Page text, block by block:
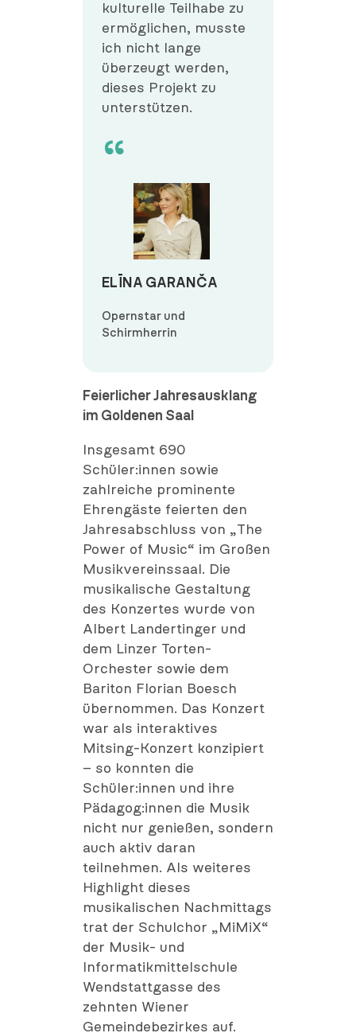
kulturelle Teilhabe zu
ermöglichen, musste
ich nicht lange
überzeugt werden,
dieses Projekt zu
unterstützen.
ELĪNA GARANČA
Opernstar und
Schirmherrin
Feierlicher Jahresausklang
im Goldenen Saal
Insgesamt 690
Schüler:innen sowie
zahlreiche prominente
Ehrengäste feierten den
Jahresabschluss von „The
Power of Music“ im Großen
Musikvereinssaal. Die
musikalische Gestaltung
des Konzertes wurde von
Albert Landertinger und
dem Linzer Torten-
Orchester sowie dem
Bariton Florian Boesch
übernommen. Das Konzert
war als interaktives
Mitsing-Konzert konzipiert
– so konnten die
Schüler:innen und ihre
Pädagog:innen die Musik
nicht nur genießen, sondern
auch aktiv daran
teilnehmen. Als weiteres
Highlight dieses
musikalischen Nachmittags
trat der Schulchor „MiMiX“
der Musik- und
Informatikmittelschule
Wendstattgasse des
zehnten Wiener
Gemeindebezirkes auf.